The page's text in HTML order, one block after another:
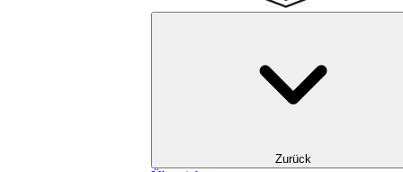
Zurück